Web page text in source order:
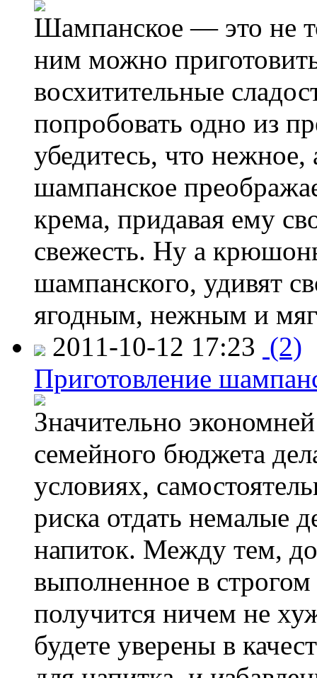
Шампанское — это не
ним можно
восхитительные
попробовать одно из
убедитесь, что
шампанское
крема, придавая ему
свежесть. Ну а
шампанского, удивят
ягодным, нежным и
2011-10-12 17:23 (2)
Приготовление
Значительно
семейного бюджета
условиях,
риска отдать немалые
напиток. Между тем,
выполненное в строгом
получится ничем не
будете уверены в